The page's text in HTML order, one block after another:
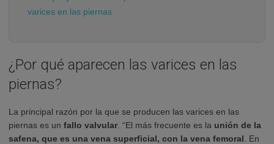
varices en las piernas
¿Por qué aparecen las varices en las
piernas?
La principal razón por la que se producen las varices en las
piernas es un fallo valvular . “El más frecuente es la unión de la
safena, que es una vena superficial, con la vena femoral . En